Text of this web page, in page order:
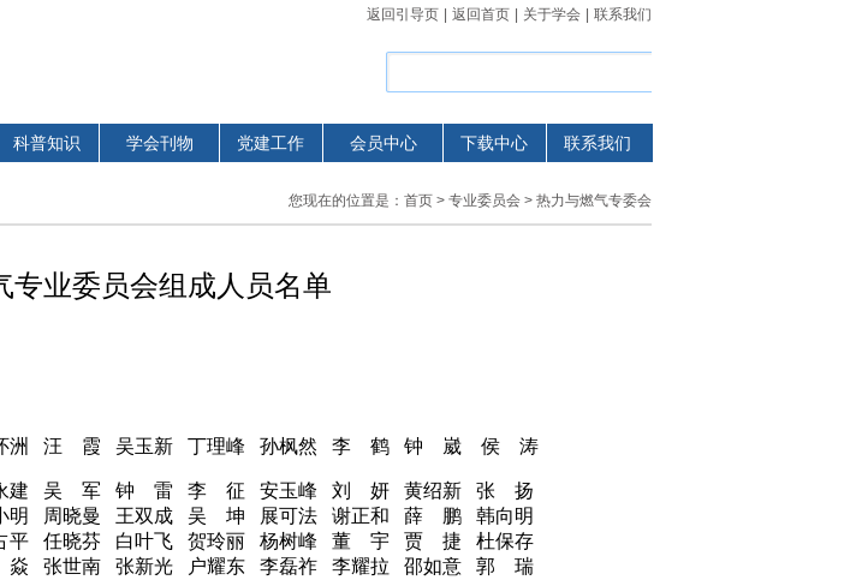
返回引导页 返回首页 关于学会 联系我们
科普知识 学会刊物 党建工作 会员中心 下载中心 联系我们
您现在的位置是： 首页 > 专业委员会 > 热力与燃气专委会
专业委员会组成人员名单
洲 汪 霞 吴玉新 丁理峰 孙枫然 李 鹤 钟 崴 侯 涛
建 吴 军 钟 雷 李 征 安玉峰 刘 妍 黄绍新 张 扬
明 周晓曼 王双成 吴 坤 展可法 谢正和 薛 鹏 韩向明
平 任晓芬 白叶飞 贺玲丽 杨树峰 董 宇 贾 捷 杜保存
张世南 张新光 户耀东 李磊祚 李耀拉 邵如意 郭 瑞